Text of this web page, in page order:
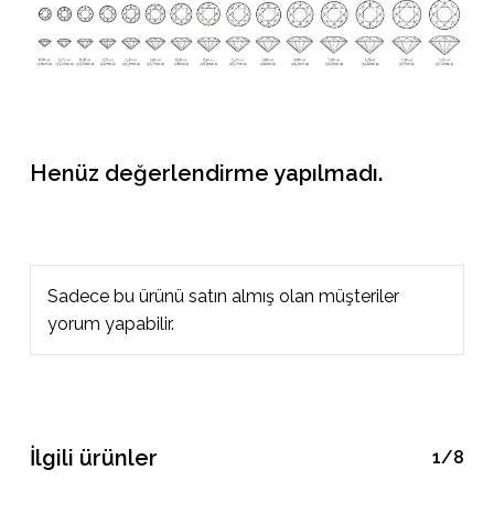
Henüz değerlendirme yapılmadı.
Sadece bu ürünü satın almış olan müşteriler
yorum yapabilir.
İlgili ürünler 1/8